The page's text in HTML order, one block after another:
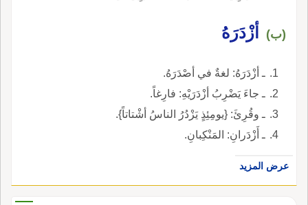
(ب) أزْدَرَهُ
ـ أزْدَرَهُ: لغةٌ في أصْدَرَهُ.
ـ جاءَ يَضْرِبُ أزْدَرَيْهِ: فارِغاً.
ـ وقُرِئَ: {يومِئِذٍ يَزْدُرُ الناسُ أشْتاتاً}.
ـ أَزْدَرانِ: المَنْكِبانِ.
عرض المزيد